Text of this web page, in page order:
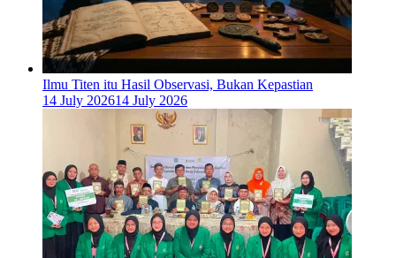
Ilmu Titen itu Hasil Observasi, Bukan Kepastian
14 July 202614 July 2026